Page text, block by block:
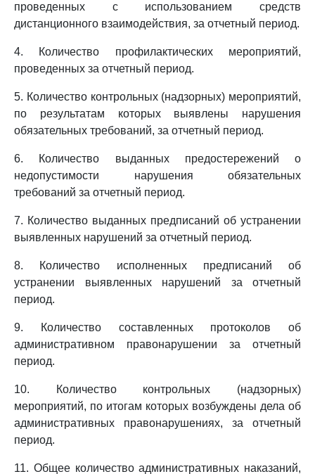
проведенных с использованием средств
дистанционного взаимодействия, за отчетный период.
4. Количество профилактических мероприятий,
проведенных за отчетный период.
5. Количество контрольных (надзорных) мероприятий,
по результатам которых выявлены нарушения
обязательных требований, за отчетный период.
6. Количество выданных предостережений о
недопустимости нарушения обязательных
требований за отчетный период.
7. Количество выданных предписаний об устранении
выявленных нарушений за отчетный период.
8. Количество исполненных предписаний об
устранении выявленных нарушений за отчетный
период.
9. Количество составленных протоколов об
административном правонарушении за отчетный
период.
10. Количество контрольных (надзорных)
мероприятий, по итогам которых возбуждены дела об
административных правонарушениях, за отчетный
период.
11. Общее количество административных наказаний,